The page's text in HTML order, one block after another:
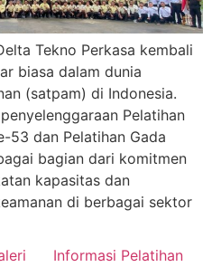
Tekno Perkasa kembali
biasa dalam dunia
(satpam) di Indonesia.
Pelatihan
53 dan Pelatihan Gada
bagian dari komitmen
kapasitas dan
di berbagai sektor
Informasi Pelatihan